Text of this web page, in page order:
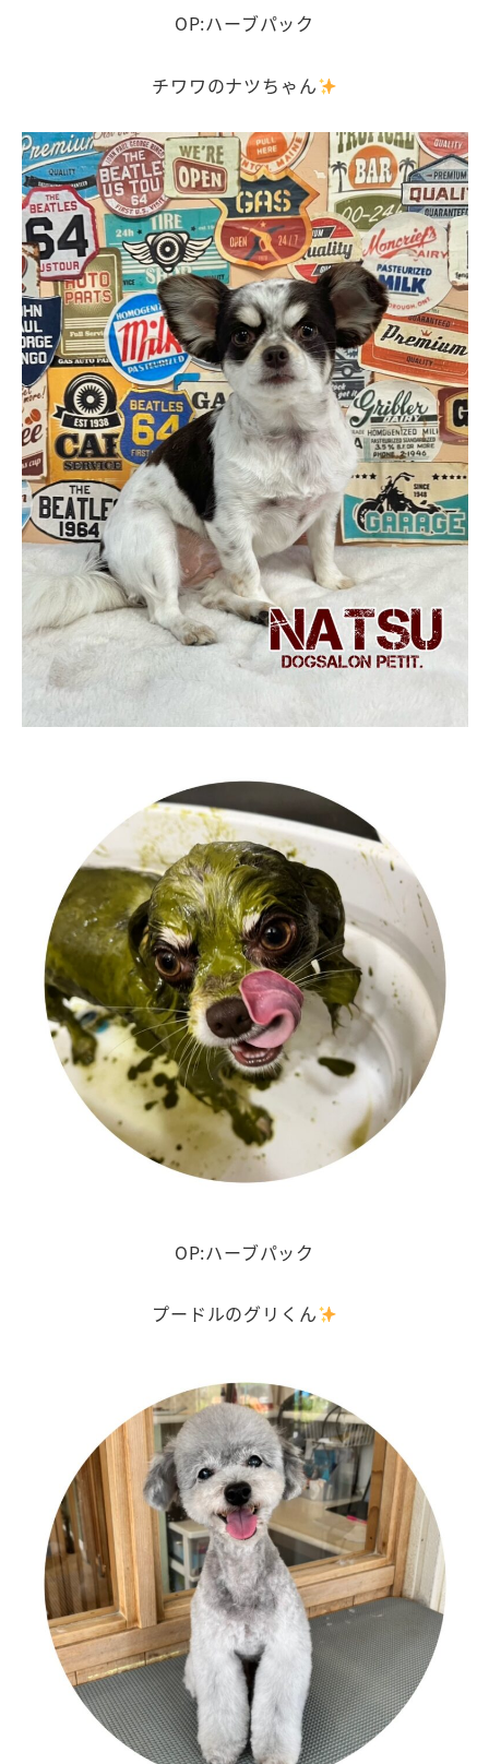
OP:ハーブパック
チワワのナツちゃん
OP:ハーブパック
プードルのグリくん